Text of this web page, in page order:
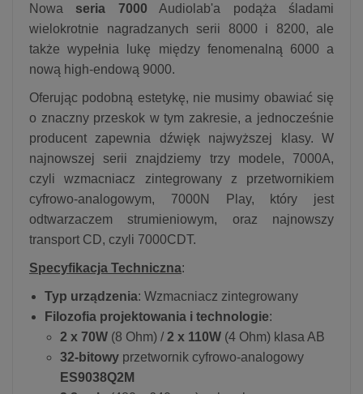
Nowa seria 7000 Audiolab'a podąża śladami
wielokrotnie nagradzanych serii 8000 i 8200, ale
także wypełnia lukę między fenomenalną 6000 a
nową high-endową 9000.
Oferując podobną estetykę, nie musimy obawiać się
o znaczny przeskok w tym zakresie, a jednocześnie
producent zapewnia dźwięk najwyższej klasy. W
najnowszej serii znajdziemy trzy modele, 7000A,
czyli wzmacniacz zintegrowany z przetwornikiem
cyfrowo-analogowym, 7000N Play, który jest
odtwarzaczem strumieniowym, oraz najnowszy
transport CD, czyli 7000CDT.
Specyfikacja Techniczna:
Typ urządzenia: Wzmacniacz zintegrowany
Filozofia projektowania i technologie:
2 x 70W (8 Ohm) /2 x 110W (4 Ohm) klasa AB
32-bitowy przetwornik cyfrowo-analogowy
ES9038Q2M